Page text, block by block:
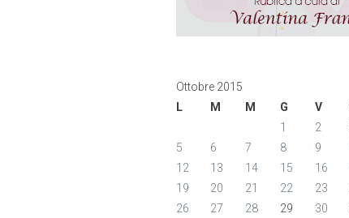
Ottobre 2015
L
M M G V
1
2
5
6 7 8 9
12
13 14 15 16
19
20 21 22 23
26
27 28 29 30